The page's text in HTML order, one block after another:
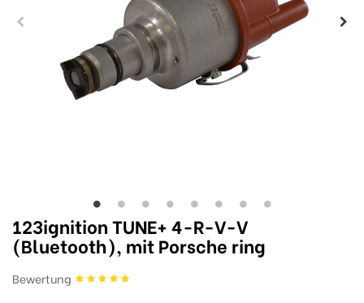
123ignition TUNE+ 4-R-V-V
(Bluetooth), mit Porsche ring
Bewertung